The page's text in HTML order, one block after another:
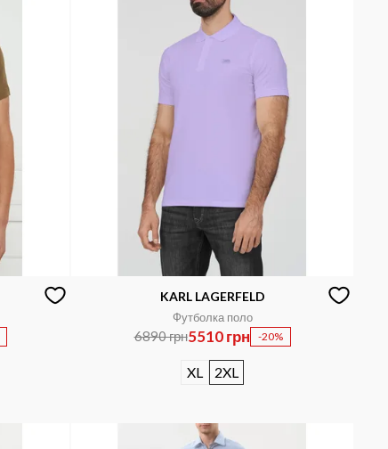
KARL LAGERFELD
Футболка поло
6890 грн5510 грн -20%
XL 2XL